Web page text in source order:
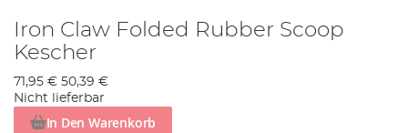
Iron Claw Folded Rubber Scoop
Kescher
71,95 € 50,39 €
Nicht lieferbar
In Den Warenkorb